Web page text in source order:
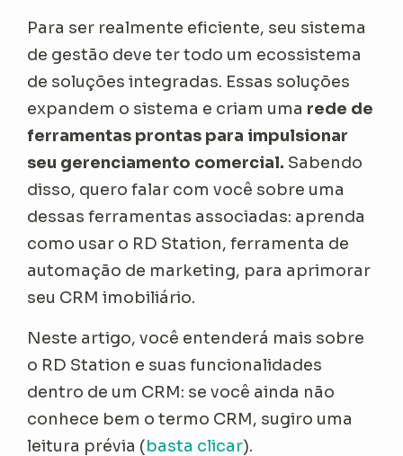
Para ser realmente eficiente, seu sistema
de gestão deve ter todo um ecossistema
de soluções integradas. Essas soluções
expandem o sistema e criam uma rede de
ferramentas prontas para impulsionar
seu gerenciamento comercial. Sabendo
disso, quero falar com você sobre uma
dessas ferramentas associadas: aprenda
como usar o RD Station, ferramenta de
automação de marketing, para aprimorar
seu CRM imobiliário.
Neste artigo, você entenderá mais sobre
o RD Station e suas funcionalidades
dentro de um CRM: se você ainda não
conhece bem o termo CRM, sugiro uma
leitura prévia (basta clicar).